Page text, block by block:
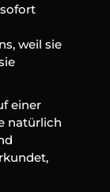
weil sie
einer
natürlich